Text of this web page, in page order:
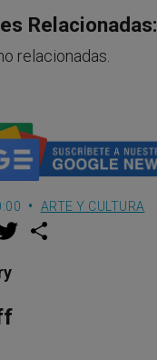
Relacionadas:
relacionadas.
ARTE Y CULTURA
w